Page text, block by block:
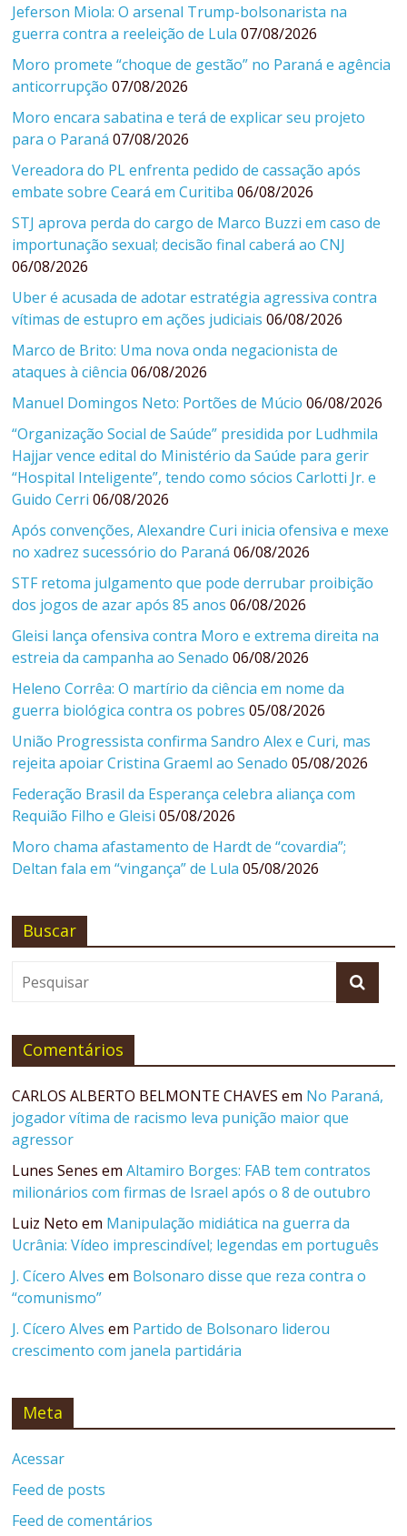
Jeferson Miola: O arsenal Trump-bolsonarista na
guerra contra a reeleição de Lula 07/08/2026
Moro promete “choque de gestão” no Paraná e agência
anticorrupção 07/08/2026
Moro encara sabatina e terá de explicar seu projeto
para o Paraná 07/08/2026
Vereadora do PL enfrenta pedido de cassação após
embate sobre Ceará em Curitiba 06/08/2026
STJ aprova perda do cargo de Marco Buzzi em caso de
importunação sexual; decisão final caberá ao CNJ
06/08/2026
Uber é acusada de adotar estratégia agressiva contra
vítimas de estupro em ações judiciais 06/08/2026
Marco de Brito: Uma nova onda negacionista de
ataques à ciência 06/08/2026
Manuel Domingos Neto: Portões de Múcio 06/08/2026
“Organização Social de Saúde” presidida por Ludhmila
Hajjar vence edital do Ministério da Saúde para gerir
“Hospital Inteligente”, tendo como sócios Carlotti Jr. e
Guido Cerri 06/08/2026
Após convenções, Alexandre Curi inicia ofensiva e mexe
no xadrez sucessório do Paraná 06/08/2026
STF retoma julgamento que pode derrubar proibição
dos jogos de azar após 85 anos 06/08/2026
Gleisi lança ofensiva contra Moro e extrema direita na
estreia da campanha ao Senado 06/08/2026
Heleno Corrêa: O martírio da ciência em nome da
guerra biológica contra os pobres 05/08/2026
União Progressista confirma Sandro Alex e Curi, mas
rejeita apoiar Cristina Graeml ao Senado 05/08/2026
Federação Brasil da Esperança celebra aliança com
Requião Filho e Gleisi 05/08/2026
Moro chama afastamento de Hardt de “covardia”;
Deltan fala em “vingança” de Lula 05/08/2026
Buscar
Comentários
CARLOS ALBERTO BELMONTE CHAVES em No Paraná,
jogador vítima de racismo leva punição maior que
agressor
Lunes Senes emAltamiro Borges: FAB tem contratos
milionários com firmas de Israel após o 8 de outubro
Luiz Neto em Manipulação midiática na guerra da
Ucrânia: Vídeo imprescindível; legendas em português
J. Cícero Alves em Bolsonaro disse que reza contra o
“comunismo”
J. Cícero Alves em Partido de Bolsonaro liderou
crescimento com janela partidária
Meta
Acessar
Feed de posts
Feed de comentários